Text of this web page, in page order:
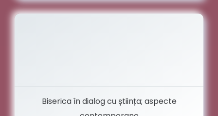
Biserica în dialog cu știința; aspecte